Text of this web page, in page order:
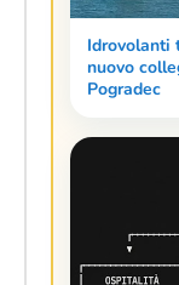
Idrovolanti
nuovo
Pogradec